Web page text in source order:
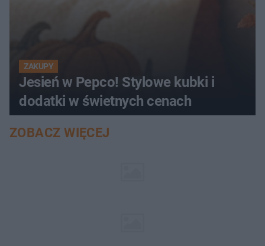
ZAKUPY
Jesień w Pepco! Stylowe kubki i
dodatki w świetnych cenach
ZOBACZ WIĘCEJ